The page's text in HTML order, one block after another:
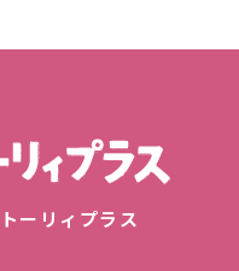
株
ーリィプラス